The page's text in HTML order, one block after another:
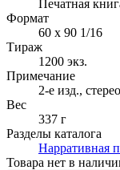
Печатная
Формат
60 x 90 1/16
Тираж
1200 экз.
Примечание
2-е изд.,
Вес
337 г
Разделы каталога
Нарративная
Товара нет в